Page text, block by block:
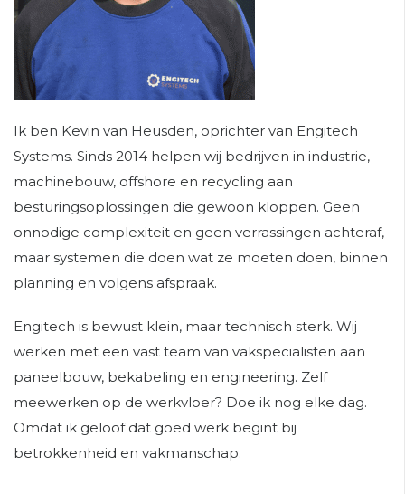
Ik ben Kevin van Heusden, oprichter van Engitech
Systems. Sinds 2014 helpen wij bedrijven in industrie,
machinebouw, offshore en recycling aan
besturingsoplossingen die gewoon kloppen. Geen
onnodige complexiteit en geen verrassingen achteraf,
maar systemen die doen wat ze moeten doen, binnen
planning en volgens afspraak.
Engitech is bewust klein, maar technisch sterk. Wij
werken met een vast team van vakspecialisten aan
paneelbouw, bekabeling en engineering. Zelf
meewerken op de werkvloer? Doe ik nog elke dag.
Omdat ik geloof dat goed werk begint bij
betrokkenheid en vakmanschap.